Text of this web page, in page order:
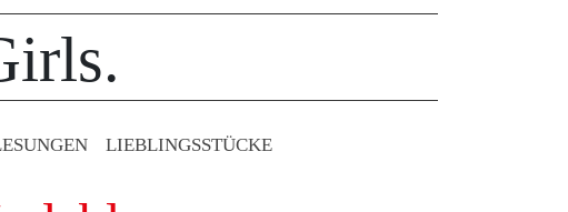
LIEBLINGS­STÜCKE